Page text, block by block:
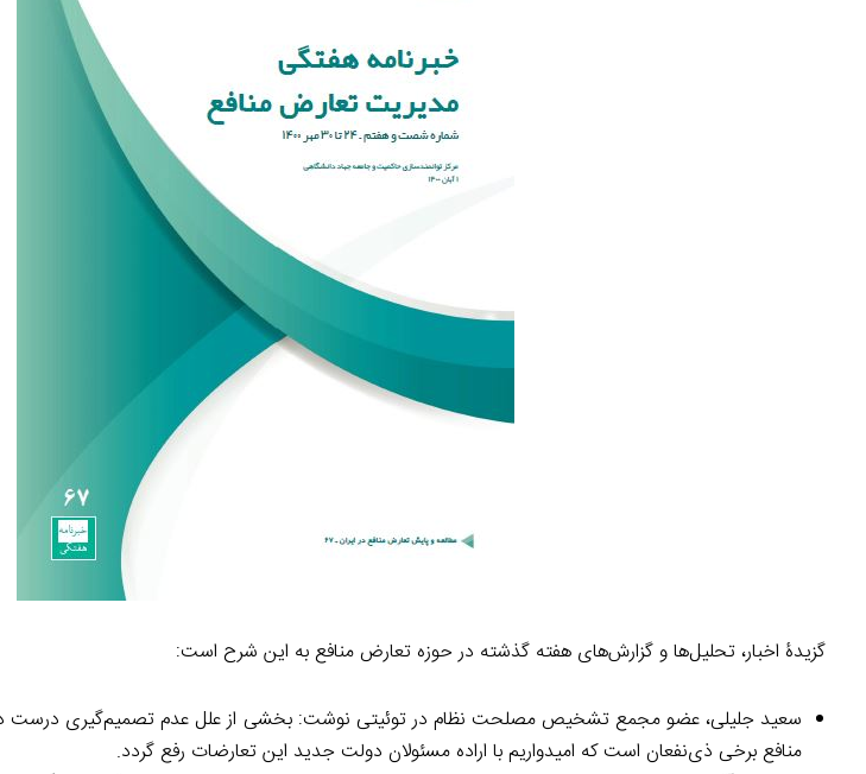
گزیدۀ اخبار، تحلیل‌ها و گزارش‌های هفته گذشته در حوزه تعارض منافع به این شرح است:
سعید جلیلی، عضو مجمع تشخیص مصلحت نظام در توئیتی نوشت: بخشی از علل عدم تصمیم‌گیری درست
منافع برخی ذی‌نفعان است که امیدواریم با ‎اراده مسئولان دولت جدید این تعارضات رفع گردد.